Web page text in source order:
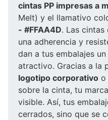
cintas PP impresas a
Melt) y el llamativo
- #FFAA4D. Las
una adherencia y
dan a tus embalajes
atractivo. Gracias a la
logotipo corporativo o
sobre la cinta, tu
visible. Así, tus
cerrados, sino que se